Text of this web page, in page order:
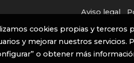
Aviso legal
cookies propias y terceros
y mejorar nuestros servicios.
o obtener más